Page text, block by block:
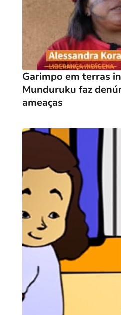
Garimpo em terras
Munduruku faz
ameaças